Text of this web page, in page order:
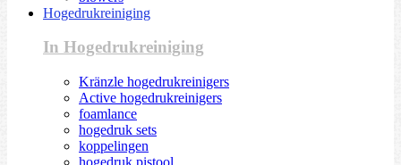
Hogedrukreiniging
In Hogedrukreiniging
Kränzle hogedrukreinigers
Active hogedrukreinigers
foamlance
hogedruk sets
koppelingen